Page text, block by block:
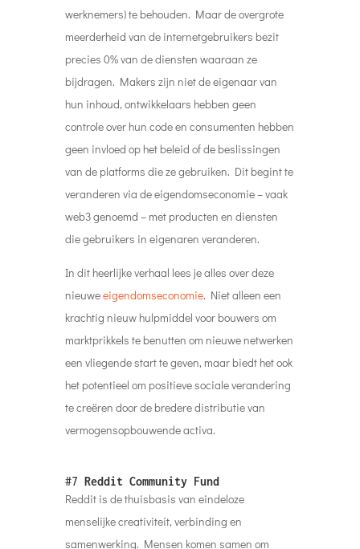
werknemers) te behouden. Maar de overgrote
meerderheid van de internetgebruikers bezit
precies 0% van de diensten waaraan ze
bijdragen. Makers zijn niet de eigenaar van
hun inhoud, ontwikkelaars hebben geen
controle over hun code en consumenten hebben
geen invloed op het beleid of de beslissingen
van de platforms die ze gebruiken. Dit begint te
veranderen via de eigendomseconomie – vaak
web3 genoemd – met producten en diensten
die gebruikers in eigenaren veranderen.
In dit heerlijke verhaal lees je alles over deze
nieuweeigendomseconomie. Niet alleen een
krachtig nieuw hulpmiddel voor bouwers om
marktprikkels te benutten om nieuwe netwerken
een vliegende start te geven, maar biedt het ook
het potentieel om positieve sociale verandering
te creëren door de bredere distributie van
vermogensopbouwende activa.
#7 Reddit Community Fund
Reddit is de thuisbasis van eindeloze
menselijke creativiteit, verbinding en
samenwerking. Mensen komen samen om